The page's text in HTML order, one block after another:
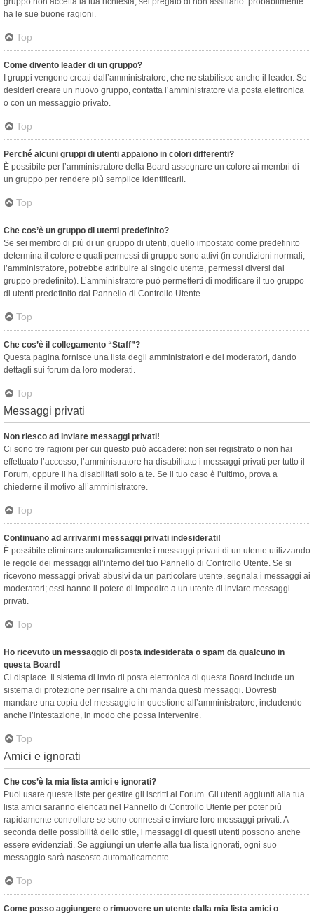
ha le sue buone ragioni.
Top
Come divento leader di un gruppo?
I gruppi vengono creati dall’amministratore, che ne stabilisce anche il leader. Se
desideri creare un nuovo gruppo, contatta l’amministratore via posta elettronica
o con un messaggio privato.
Top
Perché alcuni gruppi di utenti appaiono in colori differenti?
È possibile per l’amministratore della Board assegnare un colore ai membri di
un gruppo per rendere più semplice identificarli.
Top
Che cos’è un gruppo di utenti predefinito?
Se sei membro di più di un gruppo di utenti, quello impostato come predefinito
determina il colore e quali permessi di gruppo sono attivi (in condizioni normali;
l’amministratore, potrebbe attribuire al singolo utente, permessi diversi dal
gruppo predefinito). L’amministratore può permetterti di modificare il tuo gruppo
di utenti predefinito dal Pannello di Controllo Utente.
Top
Che cos’è il collegamento “Staff”?
Questa pagina fornisce una lista degli amministratori e dei moderatori, dando
dettagli sui forum da loro moderati.
Top
Messaggi privati
Non riesco ad inviare messaggi privati!
Ci sono tre ragioni per cui questo può accadere: non sei registrato o non hai
effettuato l’accesso, l’amministratore ha disabilitato i messaggi privati per tutto il
Forum, oppure li ha disabilitati solo a te. Se il tuo caso è l’ultimo, prova a
chiederne il motivo all’amministratore.
Top
Continuano ad arrivarmi messaggi privati indesiderati!
È possibile eliminare automaticamente i messaggi privati ​​di un utente utilizzando
le regole dei messaggi all’interno del tuo Pannello di Controllo Utente. Se si
ricevono messaggi privati ​​abusivi da un particolare utente, segnala i messaggi ai
moderatori; essi hanno il potere di impedire a un utente di inviare messaggi
privati​​.
Top
Ho ricevuto un messaggio di posta indesiderata o spam da qualcuno in
questa Board!
Ci dispiace. Il sistema di invio di posta elettronica di questa Board include un
sistema di protezione per risalire a chi manda questi messaggi. Dovresti
mandare una copia del messaggio in questione all’amministratore, includendo
anche l’intestazione, in modo che possa intervenire.
Top
Amici e ignorati
Che cos’è la mia lista amici e ignorati?
Puoi usare queste liste per gestire gli iscritti al Forum. Gli utenti aggiunti alla tua
lista amici saranno elencati nel Pannello di Controllo Utente per poter più
rapidamente controllare se sono connessi e inviare loro messaggi privati. A
seconda delle possibilità dello stile, i messaggi di questi utenti possono anche
essere evidenziati. Se aggiungi un utente alla tua lista ignorati, ogni suo
messaggio sarà nascosto automaticamente.
Top
Come posso aggiungere o rimuovere un utente dalla mia lista amici o